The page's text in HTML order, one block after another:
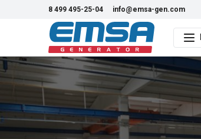
8 499 495-25-04 info@emsa-gen.com